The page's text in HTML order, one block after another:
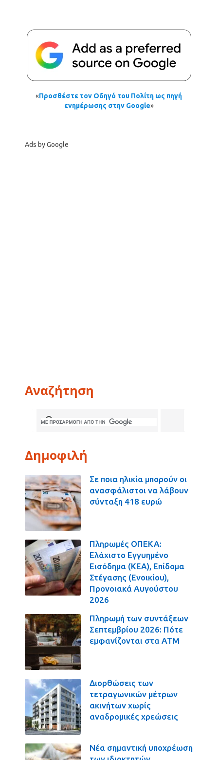
«Προσθέστε τον Οδηγό του Πολίτη ως πηγή
ενημέρωσης στην Google»
Ads by Google
Αναζήτηση
Δημοφιλή
Σε ποια ηλικία μπορούν οι
ανασφάλιστοι να λάβουν
σύνταξη 418 ευρώ
Πληρωμές ΟΠΕΚΑ:
Ελάχιστο Εγγυημένο
Εισόδημα (ΚΕΑ), Επίδομα
Στέγασης (Ενοικίου),
Προνοιακά Αυγούστου
2026
Πληρωμή των συντάξεων
Σεπτεμβρίου 2026: Πότε
εμφανίζονται στα ΑΤΜ
Διορθώσεις των
τετραγωνικών μέτρων
ακινήτων χωρίς
αναδρομικές χρεώσεις
Νέα σημαντική υποχρέωση